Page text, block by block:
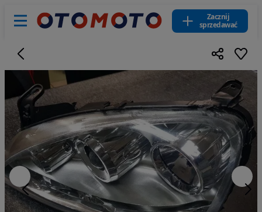
Zacznij
sprzedawać